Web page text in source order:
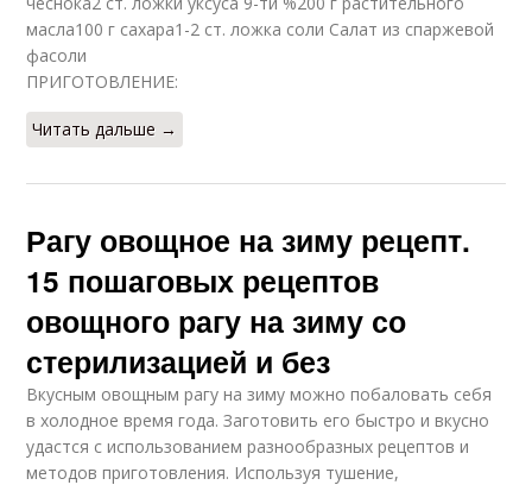
масла100 г сахара1-2 ст. ложка соли Салат из спаржевой
фасоли
ПРИГОТОВЛЕНИЕ:
Читать дальше →
Рагу овощное на зиму рецепт.
15 пошаговых рецептов
овощного рагу на зиму со
стерилизацией и без
Вкусным овощным рагу на зиму можно побаловать себя
в холодное время года. Заготовить его быстро и вкусно
удастся с использованием разнообразных рецептов и
методов приготовления. Используя тушение,